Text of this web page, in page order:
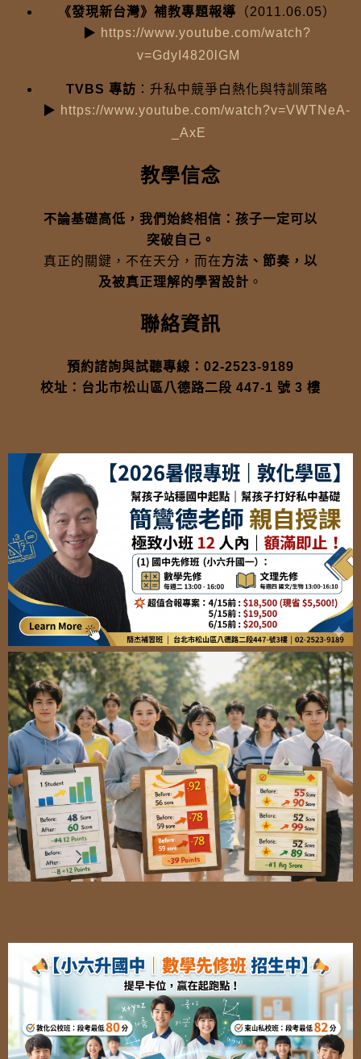
《發現新台灣》補教專題報導 （2011.06.05）
▶ https://www.youtube.com/watch?
v=GdyI4820lGM
TVBS 專訪 ：升私中競爭白熱化與特訓策略
▶ https://www.youtube.com/watch?v=VWTNeA-
_AxE
教學信念
不論基礎高低，我們始終相信：孩子一定可以
突破自己。
真正的關鍵，不在天分，而在方法、節奏，以
及被真正理解的學習設計 。
聯絡資訊
預約諮詢與試聽專線：02-2523-9189
校址：台北市松山區八德路二段 447-1 號 3 樓